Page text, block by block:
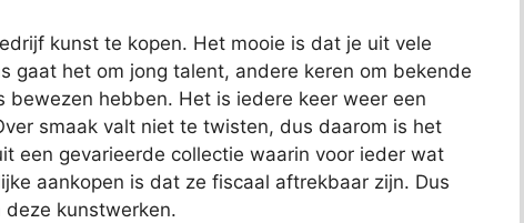
kunst te kopen. Het mooie is dat je uit vele
gaat het om jong talent, andere keren om bekende
bewezen hebben. Het is iedere keer weer een
smaak valt niet te twisten, dus daarom is het
een gevarieerde collectie waarin voor ieder wat
aankopen is dat ze fiscaal aftrekbaar zijn. Dus
kunstwerken.